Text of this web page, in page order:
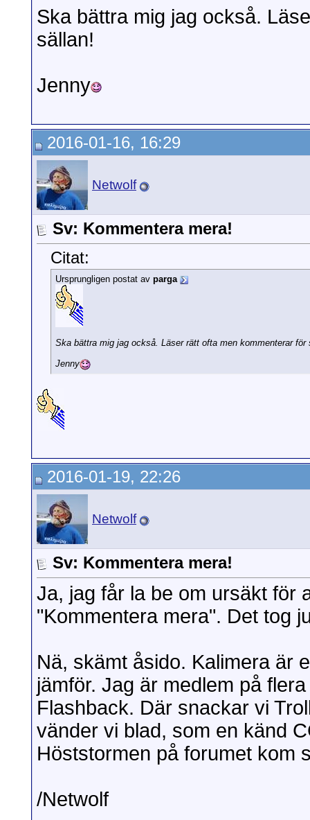
Ska bättra mig jag också.
sällan!
Jenny
2016-01-16, 16:29
Netwolf
Sv: Kommentera mera!
Citat:
Ursprungligen postat av parga
Ska bättra mig jag också. Läser rätt ofta men kommenterar för
Jenny
2016-01-19, 22:26
Netwolf
Sv: Kommentera mera!
Ja, jag får la be om ursäkt för
"Kommentera mera". Det tog
Nä, skämt åsido. Kalimera är
jämför. Jag är medlem på
Flashback. Där snackar vi
vänder vi blad, som en känd
Höststormen på forumet kom
/Netwolf